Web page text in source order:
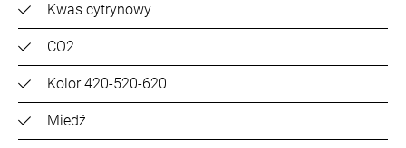
Kwas cytrynowy
CO2
Kolor 420-520-620
Miedź